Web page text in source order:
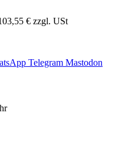
€ zzgl. USt
Telegram Mastodon